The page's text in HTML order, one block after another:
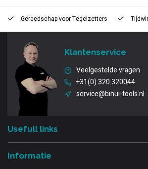
Gereedschap voorTegelzetters
Klantenservice
Veelgestelde vragen
+31(0) 320 320044
service@bihui-tools.nl
Usefull links
Informatie